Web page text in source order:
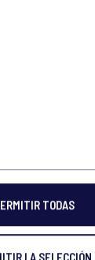
TODAS
LA SELECCIÓN
DE